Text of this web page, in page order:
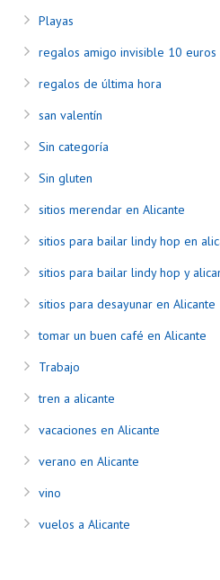
Playas
regalos amigo invisible 10 euros
regalos de última hora
san valentín
Sin categoría
Sin gluten
sitios merendar en Alicante
sitios para bailar lindy hop en
sitios para bailar lindy hop y
sitios para desayunar en Alicante
tomar un buen café en Alicante
Trabajo
tren a alicante
vacaciones en Alicante
verano en Alicante
vino
vuelos a Alicante